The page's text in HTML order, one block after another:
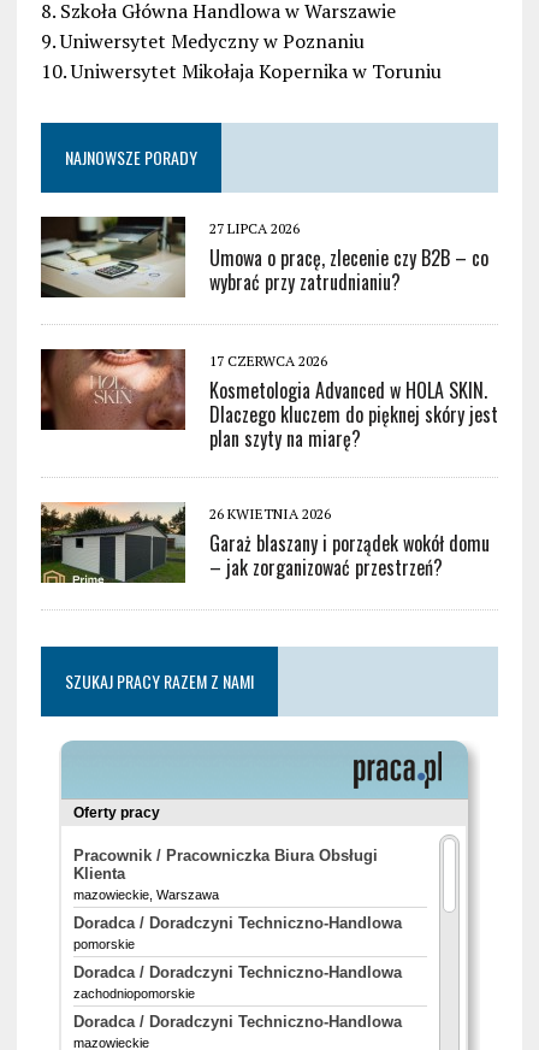
8. Szkoła Główna Handlowa w Warszawie
9. Uniwersytet Medyczny w Poznaniu
10. Uniwersytet Mikołaja Kopernika w Toruniu
NAJNOWSZE PORADY
27 LIPCA 2026
Umowa o pracę, zlecenie czy B2B – co
wybrać przy zatrudnianiu?
17 CZERWCA 2026
Kosmetologia Advanced w HOLA SKIN.
Dlaczego kluczem do pięknej skóry jest
plan szyty na miarę?
26 KWIETNIA 2026
Garaż blaszany i porządek wokół domu
– jak zorganizować przestrzeń?
SZUKAJ PRACY RAZEM Z NAMI